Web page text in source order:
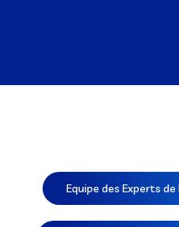
Equipe des Experts de